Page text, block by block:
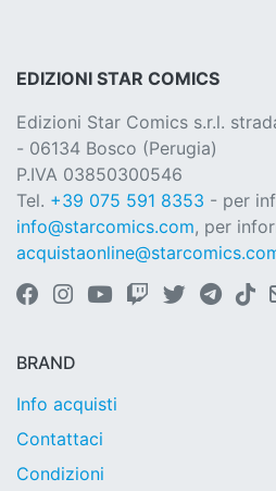
EDIZIONI STAR COMICS
Edizioni Star Comics s.r.l.
- 06134 Bosco (Perugia)
P.IVA 03850300546
Tel. +39 075 591 8353 - per
info@starcomics.com, per
BRAND
Info acquisti
Contattaci
Condizioni